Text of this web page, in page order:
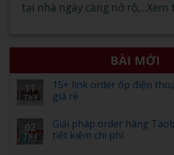
tại nhà ngày càng nở rộ,...Xem
BÀI MỚI
11
Th4
15+ link order ốp điện
giá rẻ
02
Th4
Giải pháp order hàng
tiết kiệm chi phí